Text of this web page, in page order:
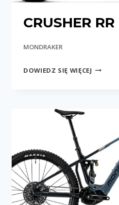
CRUSHER RR
MONDRAKER
DOWIEDZ SIĘ WIĘCEJ CRUSHER